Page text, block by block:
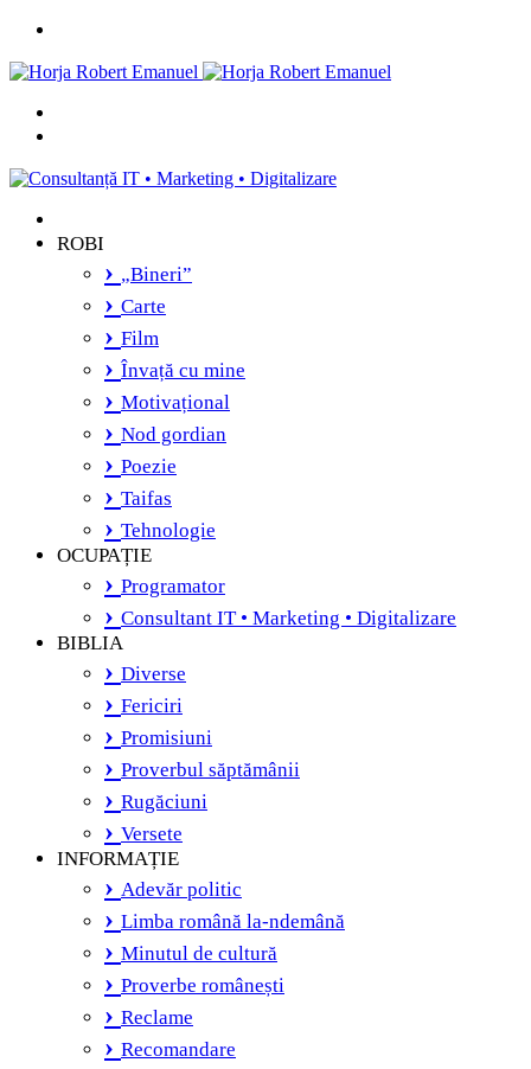
găsi...
ROBI
„Bineri”
Carte
Film
Învață cu mine
Motivațional
Nod gordian
Poezie
Taifas
Tehnologie
OCUPAȚIE
Programator
Consultant IT • Marketing • Digitalizare
BIBLIA
Diverse
Fericiri
Promisiuni
Proverbul săptămânii
Rugăciuni
Versete
INFORMAȚIE
Adevăr politic
Limba română la-ndemână
Minutul de cultură
Proverbe românești
Reclame
Recomandare